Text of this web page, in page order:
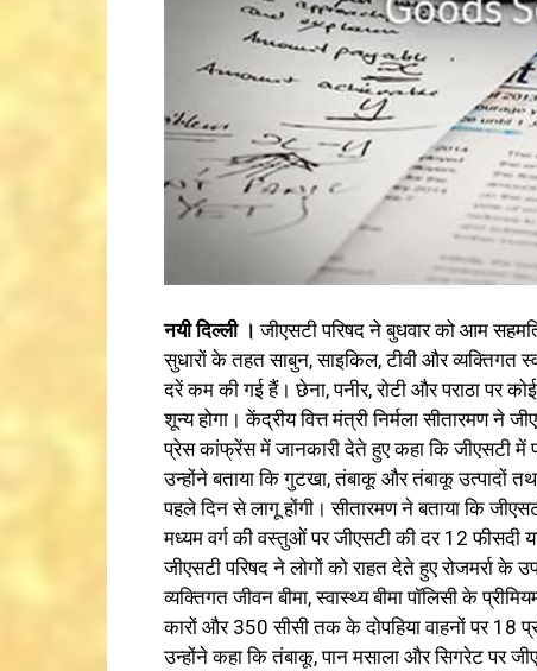
नयी दिल्‍ली । जीएसटी परिषद ने बुधवार को आम
सुधारों के तहत साबुन, साइकिल, टीवी और व्यक्तिगत
दरें कम की गई हैं। छेना, पनीर, रोटी और पराठा पर
शून्य होगा। केंद्रीय वित्त मंत्री निर्मला सीतारमण ने
प्रेस कांफ्रेंस में जानकारी देते हुए कहा कि जीएसटी में
उन्‍होंने बताया कि गुटखा, तंबाकू और तंबाकू उत्पादों
पहले दिन से लागू होंगी। सीतारमण ने बताया कि
मध्यम वर्ग की वस्तुओं पर जीएसटी की दर 12 फीसदी
जीएसटी परिषद ने लोगों को राहत देते हुए रोजमर्रा के
व्यक्तिगत जीवन बीमा, स्वास्थ्य बीमा पॉलिसी के
कारों और 350 सीसी तक के दोपहिया वाहनों पर 18
उन्होंने कहा कि तंबाकू, पान मसाला और सिगरेट पर